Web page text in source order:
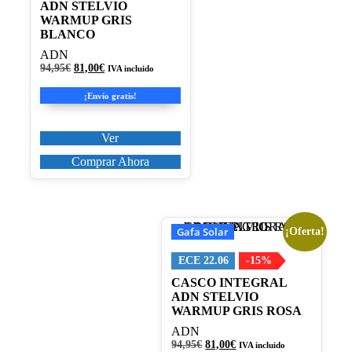
ADN STELVIO
WARMUP GRIS
BLANCO
ADN
94,95€ El
original
era:
81,00€El
actual
es:
IVA incluido
¡Envío gratis!
Ver
Las
opciones
se
pueden
elegir
página
Comprar Ahora
¡Oferta!
Gafa Solar
ECE 22.06 -15%
CASCO INTEGRAL
ADN STELVIO
WARMUP GRIS ROSA
ADN
94,95€ El
81,00€ElIVA incluido
Este
tiene
múltiples
variantes.
Las
opciones
se
pueden